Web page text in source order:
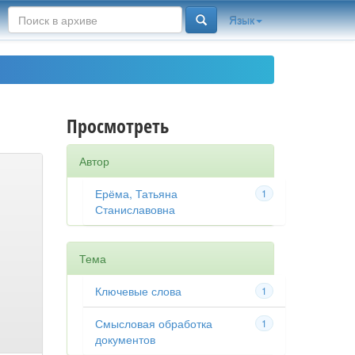
Язык
Просмотреть
Автор
1
Ерёма, Татьяна
Станиславовна
Тема
1
Ключевые слова
1
Смысловая обработка
документов